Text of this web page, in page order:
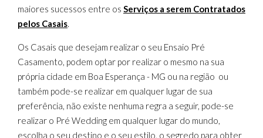
maiores sucessos entre os Serviços a serem Contratados
pelos Casais.
Os Casais que desejam realizar o seu Ensaio Pré
Casamento, podem optar por realizar o mesmo na sua
própria cidade em Boa Esperança - MG ou na região ou
também pode-se realizar em qualquer lugar de sua
preferência, não existe nenhuma regra a seguir, pode-se
realizar o Pré Wedding em qualquer lugar do mundo,
escolha o seu destino e o seu estilo, o segredo para obter